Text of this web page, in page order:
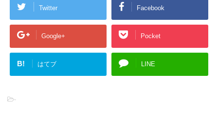
Twitter Facebook
Google+ Pocket
B! はてブ LINE
-